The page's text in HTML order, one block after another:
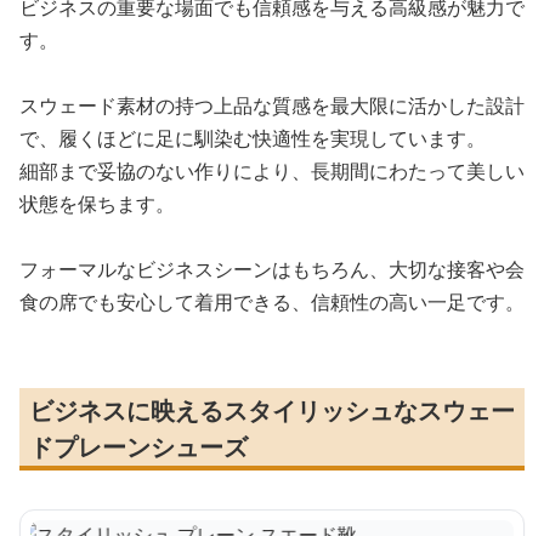
ビジネスの重要な場面でも信頼感を与える高級感が魅力で
す。
スウェード素材の持つ上品な質感を最大限に活かした設計
で、履くほどに足に馴染む快適性を実現しています。
細部まで妥協のない作りにより、長期間にわたって美しい
状態を保ちます。
フォーマルなビジネスシーンはもちろん、大切な接客や会
食の席でも安心して着用できる、信頼性の高い一足です。
ビジネスに映えるスタイリッシュなスウェー
ドプレーンシューズ